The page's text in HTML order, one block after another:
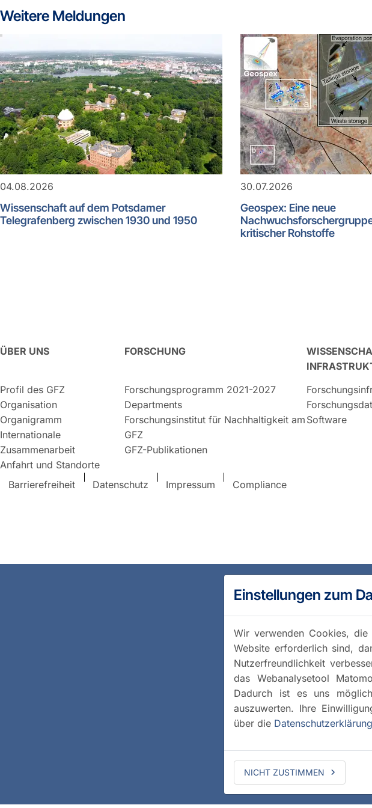
Weitere Meldungen
04.08.2026
Wissenschaft auf dem Potsdamer
Telegrafenberg zwischen 1930 und 1950
30.07.2026
Geospex: Eine neue
kritischer Rohstoffe
ÜBER UNS
Profil des GFZ
Organisation
Organigramm
Internationale
Zusammenarbeit
Anfahrt und Standorte
FORSCHUNG
Forschungsprogramm 2021-2027
Departments
Forschungsinstitut für Nachhaltigkeit am
GFZ
GFZ-Publikationen
Software
Barrierefreiheit Datenschutz Impressum Compliance
Einstellungen zum
Wir verwenden Cookies,
Website erforderlich sind,
Nutzerfreundlichkeit
das Webanalysetool
Dadurch ist es uns
auszuwerten. Ihre
über die Datenschutzerklärung
NICHT ZUSTIMMEN